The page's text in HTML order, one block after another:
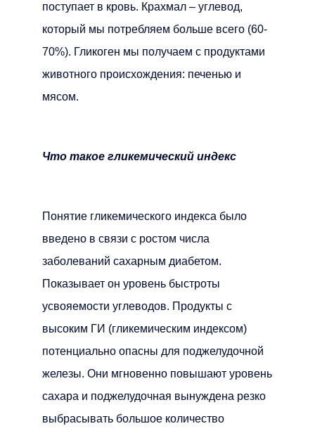
поступает в кровь. Крахмал – углевод,
который мы потребляем больше всего (60-
70%). Гликоген мы получаем с продуктами
животного происхождения: печенью и
мясом.
Что такое гликемический индекс
Понятие гликемического индекса было
введено в связи с ростом числа
заболеваний сахарным диабетом.
Показывает он уровень быстроты
усвояемости углеводов. Продукты с
высоким ГИ (гликемическим индексом)
потенциально опасны для поджелудочной
железы. Они мгновенно повышают уровень
сахара и поджелудочная вынуждена резко
выбрасывать большое количество